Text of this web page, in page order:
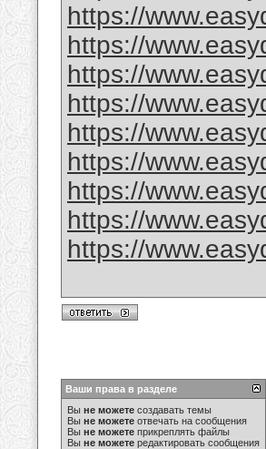
https://
https://
https://
https://
https://
https://
https://
https://
https://
Ваши права в разделе
Вы не можете создавать темы
Вы не можете отвечать на сообщения
Вы не можете прикреплять файлы
Вы не можете редактировать сообщения